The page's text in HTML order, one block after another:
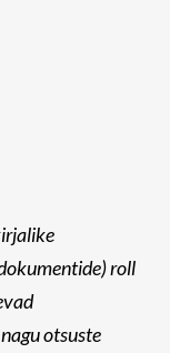
roll
otsuste